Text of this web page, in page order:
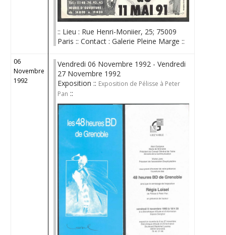
:: Lieu : Rue Henri-Moniier, 25; 75009
Paris :: Contact : Galerie Pleine Marge ::
06
Novembre
1992
Vendredi 06 Novembre 1992 - Vendredi
27 Novembre 1992
Exposition :: Exposition de Pélisse à Peter
Pan ::